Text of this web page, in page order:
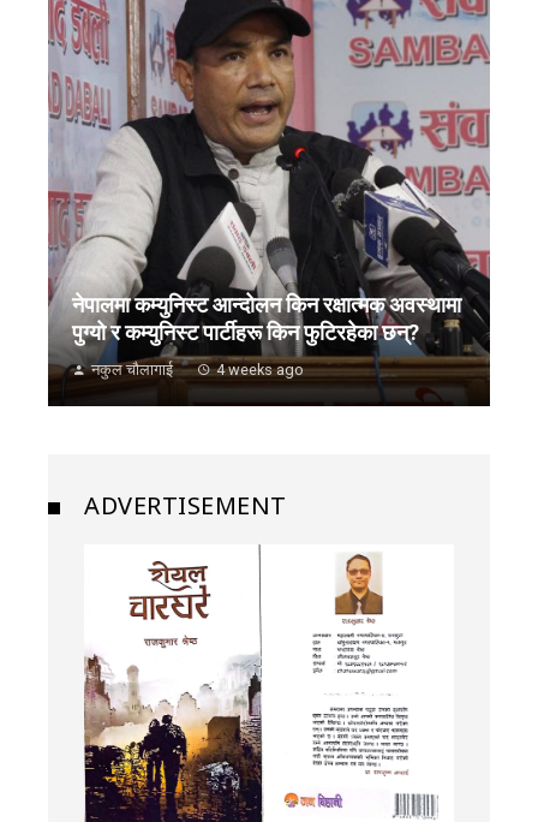
नेपालमा कम्युनिस्ट आन्दोलन किन रक्षात्मक अवस्थामा
पुग्यो र कम्युनिस्ट पार्टीहरू किन फुटिरहेका छन्?
नकुल चौलागाई 4 weeks ago
ADVERTISEMENT